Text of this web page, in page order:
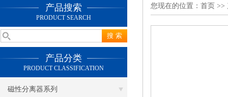
产品搜索
PRODUCT SEARCH
产品分类
PRODUCT CLASSIFICATION
磁性分离器系列
您现在的位置： 首页 >>